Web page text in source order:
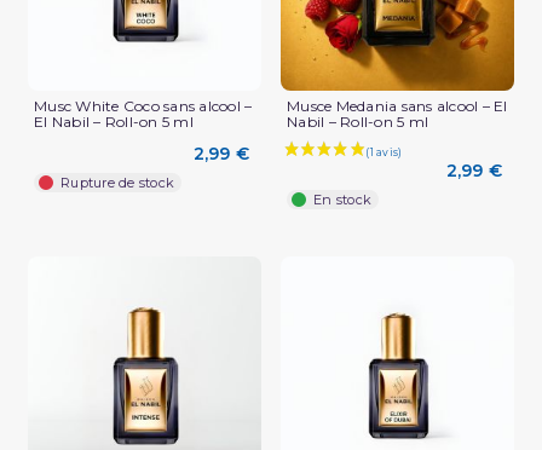
Musc White Coco sans alcool –
El Nabil – Roll-on 5 ml
2,99 €
Rupture de stock
Musce Medania sans alcool – El
Nabil – Roll-on 5 ml
2,99 €
En stock